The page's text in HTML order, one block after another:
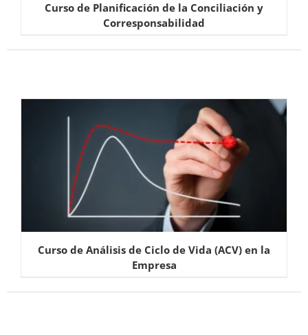
Curso de Planificación de la Conciliación y
Corresponsabilidad
Curso de Análisis de Ciclo de Vida (ACV) en la
Empresa